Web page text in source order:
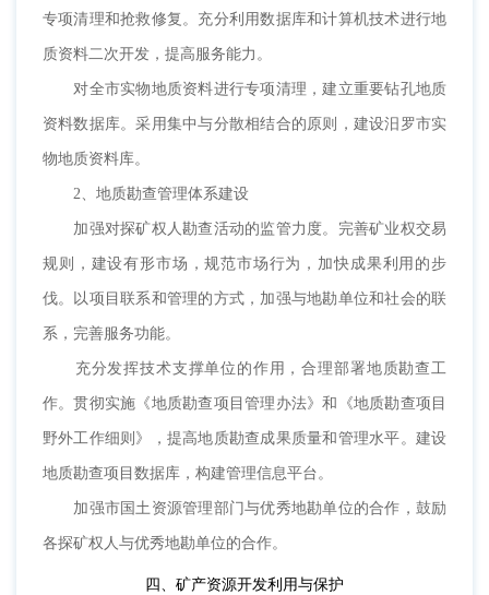
专项清理和抢救修复。充分利用数据库和计算机技术进行地
质资料二次开发，提高服务能力。
对全市实物地质资料进行专项清理，建立重要钻孔地质
资料数据库。采用集中与分散相结合的原则，建设汨罗市实
物地质资料库。
2、地质勘查管理体系建设
加强对探矿权人勘查活动的监管力度。完善矿业权交易
规则，建设有形市场，规范市场行为，加快成果利用的步
伐。以项目联系和管理的方式，加强与地勘单位和社会的联
系，完善服务功能。
充分发挥技术支撑单位的作用，合理部署地质勘查工
作。贯彻实施《地质勘查项目管理办法》和《地质勘查项目
野外工作细则》，提高地质勘查成果质量和管理水平。建设
地质勘查项目数据库，构建管理信息平台。
加强市国土资源管理部门与优秀地勘单位的合作，鼓励
各探矿权人与优秀地勘单位的合作。
四、矿产资源开发利用与保护